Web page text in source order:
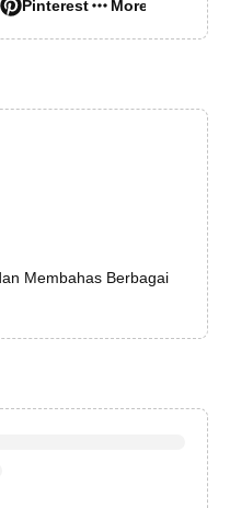
Pinterest More…
Membahas Berbagai